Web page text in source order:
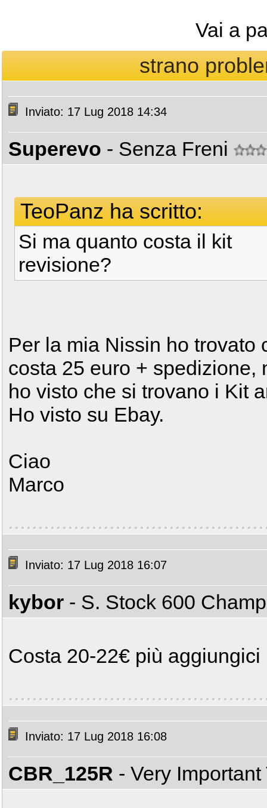
Vai a
strano
Inviato: 17 Lug 2018 14:34
Superevo - Senza Freni
TeoPanz ha scritto:
Si ma quanto costa il kit
revisione?
Per la mia Nissin ho trovato
costa 25 euro + spedizione,
ho visto che si trovano i Kit
Ho visto su Ebay.
Ciao
Marco
Inviato: 17 Lug 2018 16:07
kybor - S. Stock 600
Costa 20-22€ più
Inviato: 17 Lug 2018 16:08
CBR_125R - Very